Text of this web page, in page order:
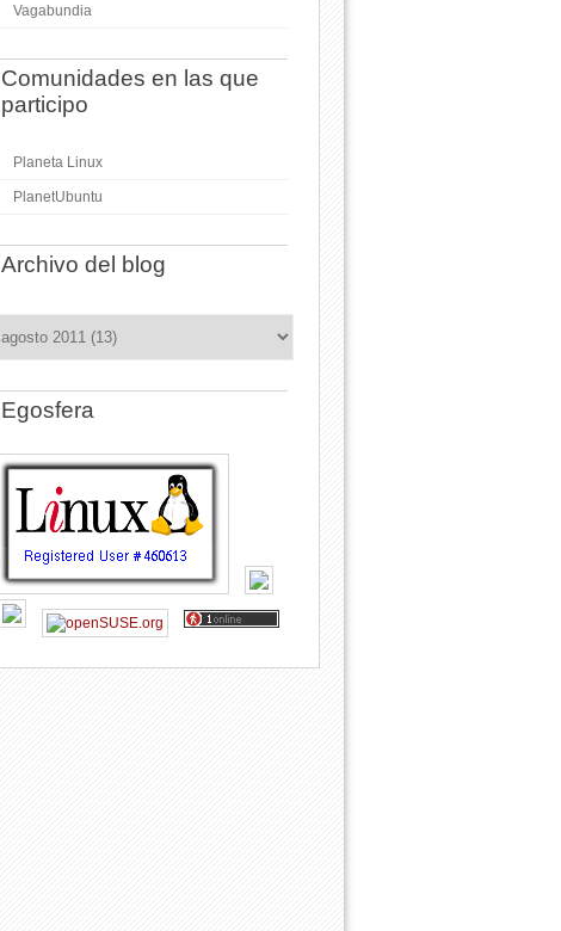
Vagabundia
Comunidades en las que
participo
Planeta Linux
PlanetUbuntu
Archivo del blog
Egosfera